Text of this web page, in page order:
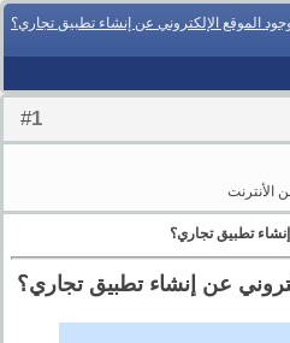
الموقع الإلكتروني عن إنشاء تطبيق تجاري؟
1
الأنترنت
تطبيق تجاري؟
عن إنشاء تطبيق تجاري؟